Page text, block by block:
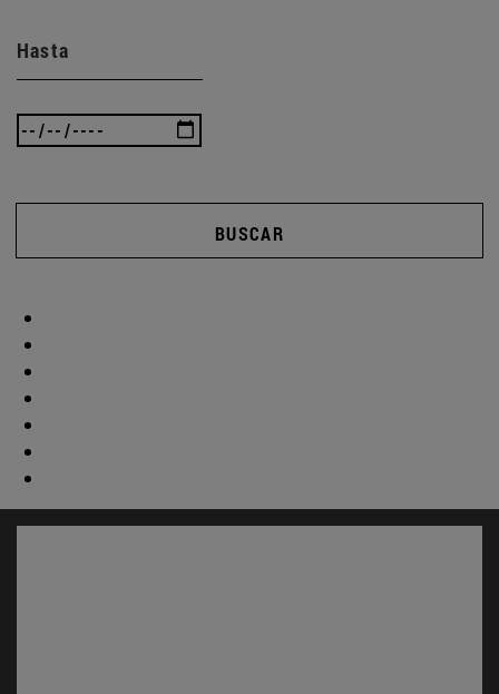
Hasta
BUSCAR